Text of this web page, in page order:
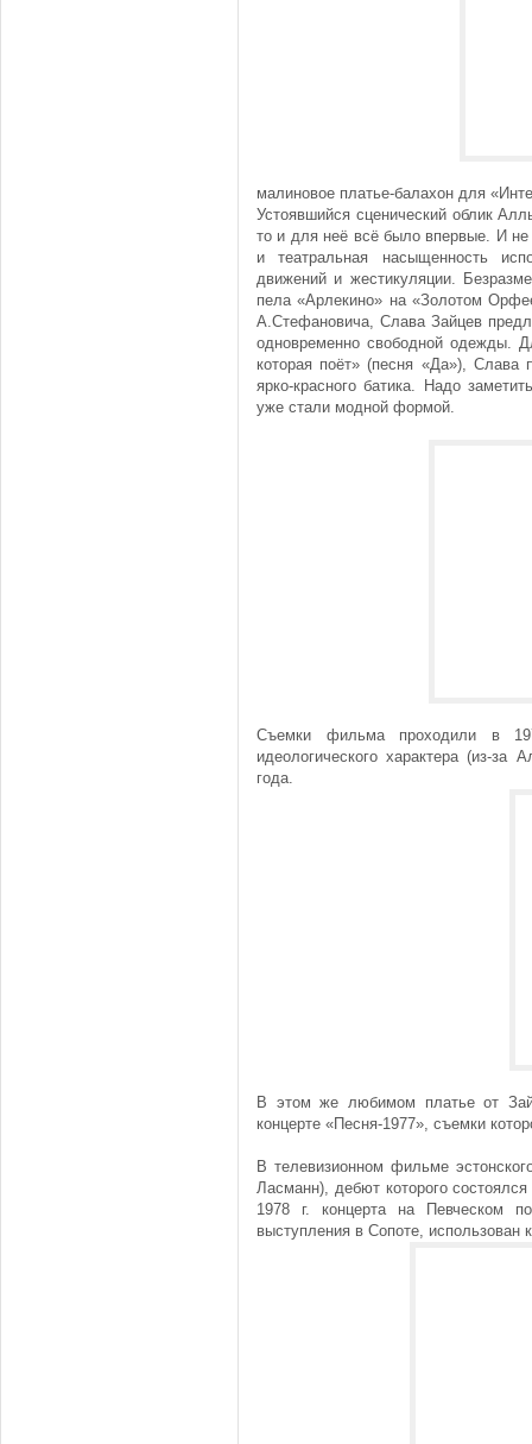
малиновое платье-балахон для
Устоявшийся сценический облик
то и для неё всё было впервые. И не
и театральная насыщенность
движений и жестикуляции.
пела «Арлекино» на «Золотом
А.Стефановича, Слава Зайцев
одновременно свободной одежды.
которая поёт» (песня «Да»),
ярко-красного батика. Надо
уже стали модной формой.
Съемки фильма проходили в
идеологического характера (из-
года.
В этом же любимом платье от
концерте «Песня-1977», съемки
В телевизионном фильме
Ласманн), дебют которого
1978 г. концерта на Певческом
выступления в Сопоте, использован